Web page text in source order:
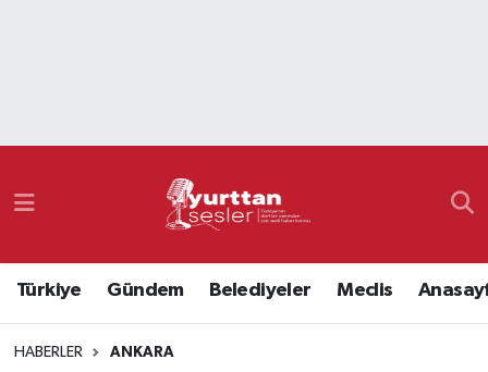
Türkiye Gündem Belediyeler Meclis
HABERLER ANKARA
Namaz Vakitleri
Süper Lig Puan Durumu ve Fikstür
Tüm Manşetler